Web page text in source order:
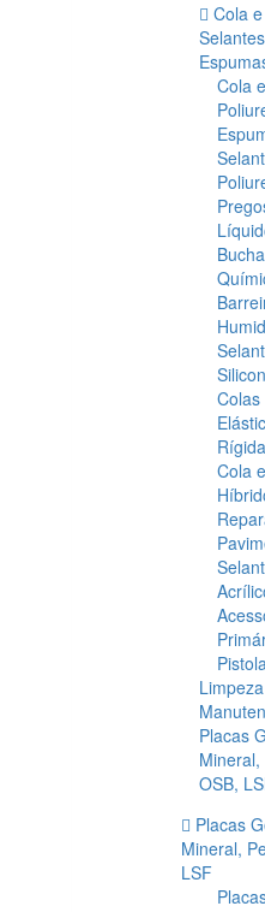
Cola
Cola
Colas
Cola
Placas
Mineral,
OSB,
Placas
Mineral,
LSF